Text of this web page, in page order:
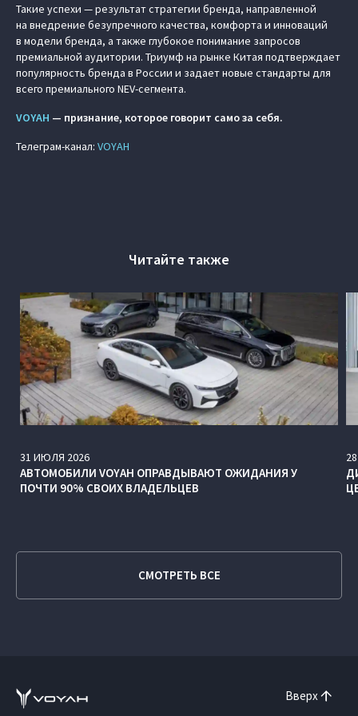
Такие успехи — результат стратегии бренда, направленной
на внедрение безупречного качества, комфорта и инноваций
в модели бренда, а также глубокое понимание запросов
премиальной аудитории. Триумф на рынке Китая подтверждает
популярность бренда в России и задает новые стандарты для
всего премиального NEV-сегмента.
VOYAH — признание, которое говорит само за себя.
Телеграм-канал: VOYAH
Читайте также
31 ИЮЛЯ 2026
АВТОМОБИЛИ VOYAH ОПРАВДЫВАЮТ ОЖИДАНИЯ У
ПОЧТИ 90% СВОИХ ВЛАДЕЛЬЦЕВ
28
СМОТРЕТЬ ВСЕ
Вверх